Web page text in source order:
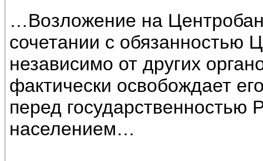
…Возложение на
сочетании с обязанностью
независимо от других
фактически освобождает
перед государственностью
населением…